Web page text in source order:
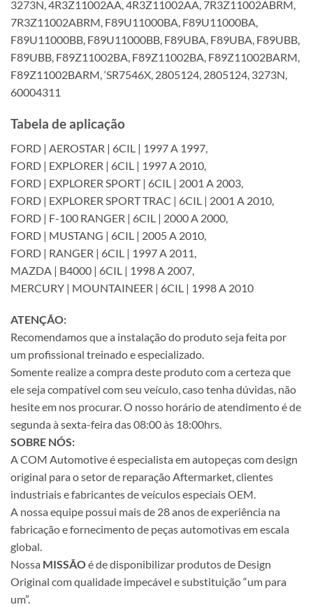
3273N, 4R3Z11002AA, 4R3Z11002AA, 7R3Z11002ABRM,
7R3Z11002ABRM, F89U11000BA, F89U11000BA,
F89U11000BB, F89U11000BB, F89UBA, F89UBA, F89UBB,
F89UBB, F89Z11002BA, F89Z11002BA, F89Z11002BARM,
F89Z11002BARM, ‘SR7546X, 2805124, 2805124, 3273N,
60004311
Tabela de aplicação
FORD | AEROSTAR | 6CIL | 1997 A 1997,
FORD | EXPLORER | 6CIL | 1997 A 2010,
FORD | EXPLORER SPORT | 6CIL | 2001 A 2003,
FORD | EXPLORER SPORT TRAC | 6CIL | 2001 A 2010,
FORD | F-100 RANGER | 6CIL | 2000 A 2000,
FORD | MUSTANG | 6CIL | 2005 A 2010,
FORD | RANGER | 6CIL | 1997 A 2011,
MAZDA | B4000 | 6CIL | 1998 A 2007,
MERCURY | MOUNTAINEER | 6CIL | 1998 A 2010
ATENÇÃO:
Recomendamos que a instalação do produto seja feita por
um profissional treinado e especializado.
Somente realize a compra deste produto com a certeza que
ele seja compatível com seu veículo, caso tenha dúvidas, não
hesite em nos procurar. O nosso horário de atendimento é de
segunda à sexta-feira das 08:00 às 18:00hrs.
SOBRE NÓS:
A COM Automotive é especialista em autopeças com design
original para o setor de reparação Aftermarket, clientes
industriais e fabricantes de veículos especiais OEM.
A nossa equipe possui mais de 28 anos de experiência na
fabricação e fornecimento de peças automotivas em escala
global.
Nossa MISSÃOé de disponibilizar produtos de Design
Original com qualidade impecável e substituição “um para
um”.